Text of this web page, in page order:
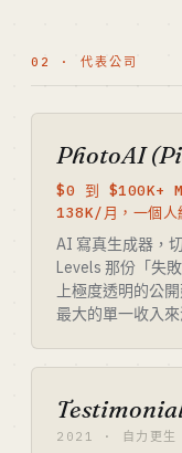
02 · 代表公司
PhotoAI
$0 到 $100K+
138K/月，一個人
AI 寫真生成器，
Levels 那份「失
上極度透明的公
最大的單一收入來
2021 · 自力更生